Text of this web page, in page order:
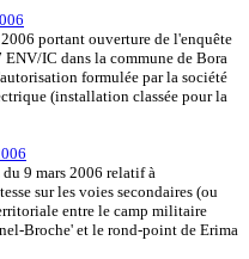
portant ouverture de l'enquête
IC dans la commune de Bora
formulée par la société
(installation classée pour la
9 mars 2006 relatif à
sur les voies secondaires (ou
entre le camp militaire
Broche' et le rond-point de Erima